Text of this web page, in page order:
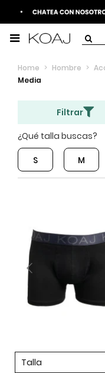
Home > Hombre >
Media
Filtrar
¿Qué talla buscas?
S M
Talla